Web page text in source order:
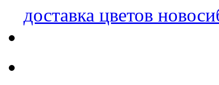
доставка цветов